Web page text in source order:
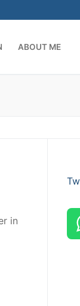
ABOUT ME
in